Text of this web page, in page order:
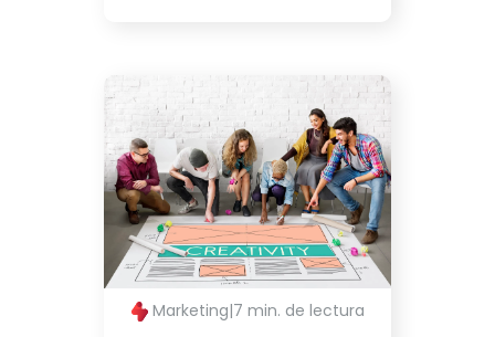
Marketing|7 min. de lectura